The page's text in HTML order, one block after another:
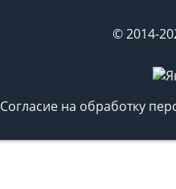
© 2014-
Согласие на обработку